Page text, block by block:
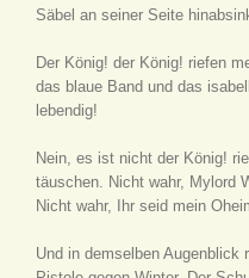
Säbel an seiner Seite
Der König! der König! riefen
das blaue Band und das
lebendig!
Nein, es ist nicht der König!
täuschen. Nicht wahr, Mylord
Nicht wahr, Ihr seid mein
Und in demselben Augenblick